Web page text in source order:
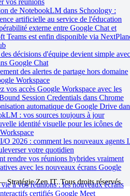
vos réunions
de NotebookLM dans Schoology :
artificielle au service de l'éducation
externe entre Google Chat et
Teams est enfin disponible via
décisions d'équipe devient simple avec
Google Chat
des alertes de partage hors domaine
Workspace
vos accès Google Workspace avec les
Session Credentials dans Chrome
automatique de Google Drive
: vos sources toujours à jour
identité visuelle pour les icônes de
O 2026 : comment les nouveaux agents
votre quotidien
rendre vos réunions hybrides vraiment
avec les nouveaux écrans Google
à vos réunions : les nouveaux écrans
certifiés Google Meet
Zen IT. Tous droits réservés.